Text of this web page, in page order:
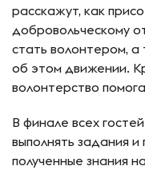
расскажут, как
добровольческому
стать волонтером,
об этом движении.
волонтерство
В финале всех
выполнять задания
полученные знания